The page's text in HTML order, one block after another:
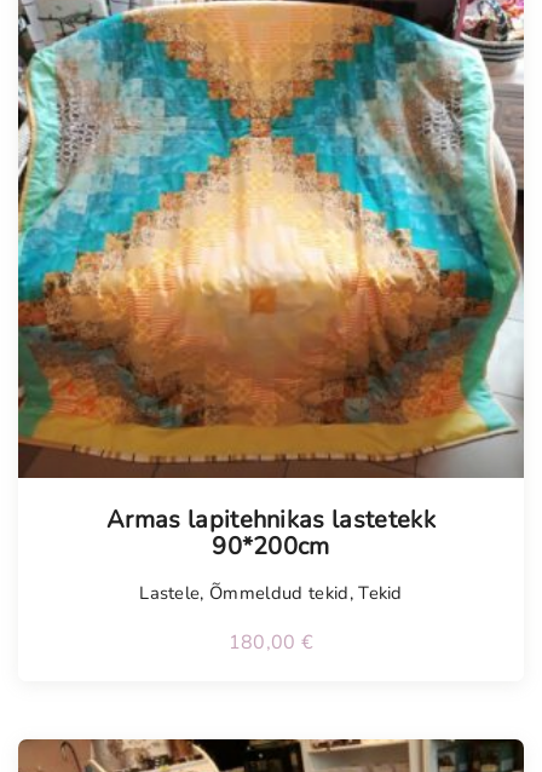
Armas lapitehnikas lastetekk
90*200cm
Lastele, Õmmeldud tekid,Tekid
180,00 €